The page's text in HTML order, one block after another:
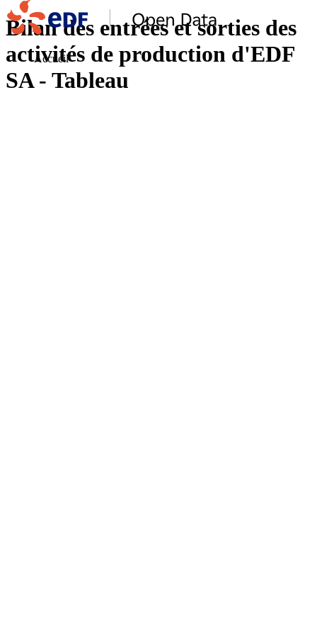
Accueil
Bilan des entrées et sorties des
activités de production d'EDF
SA - Tableau